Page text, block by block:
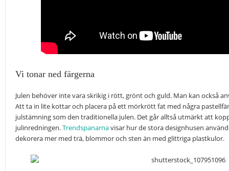
Vi tonar ned färgerna
Julen behöver inte vara skrikig i rött, grönt och guld. Man kan också
Att ta in lite kottar och placera på ett mörkrött fat med några
julstämning som den traditionella julen. Det går alltså utmärkt att
julinredningen.Trendspanarnavisar hur de stora designhusen
dekorera mer med trä, blommor och sten än med glittriga plastkulor.